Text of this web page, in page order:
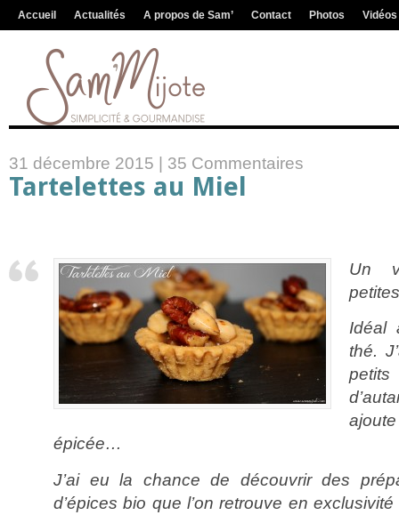
Accueil Actualités A propos de Sam’ Contact Photos Vidéos
31 décembre 2015 | 35 Commentaires
Tartelettes au Miel
Un
Idéal
thé.
épicée…
J’ai eu la chance de découvrir des
d’épices bio que l’on retrouve en